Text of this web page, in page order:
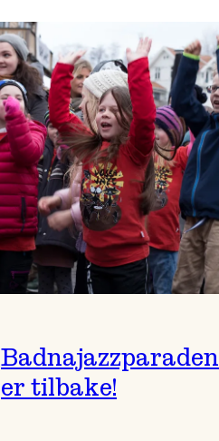
Badnajazzparaden
er tilbake!